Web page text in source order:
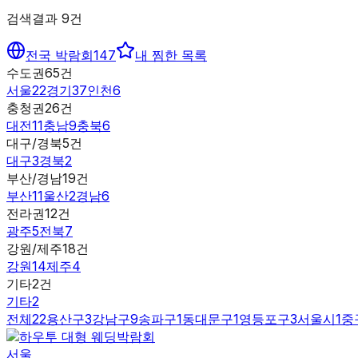
검색결과 9건
전국 박람회147
내 찜한 목록
수도권65건
서울22경기37인천6
충청권26건
대전11충남9충북6
대구/경북5건
대구3경북2
부산/경남19건
부산11울산2경남6
전라권12건
광주5전북7
강원/제주18건
강원14제주4
기타2건
기타2
전체22용산구3강남구9송파구1동대문구1영등포구3서울시1중
서울